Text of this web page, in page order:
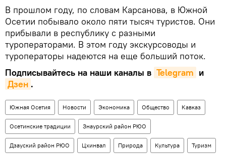
В прошлом году, по словам Карсанова, в Южной
Осетии побывало около пяти тысяч туристов. Они
прибывали в республику с разными
туроператорами. В этом году экскурсоводы и
туроператоры надеются на еще больший поток.
Подписывайтесь на наши каналы в Telegram и
Дзен .
Южная Осетия Новости Экономика Общество Кавказ
Осетинские традиции Знаурский район РЮО
Дзауский район РЮО Цхинвал Природа Культура Туризм